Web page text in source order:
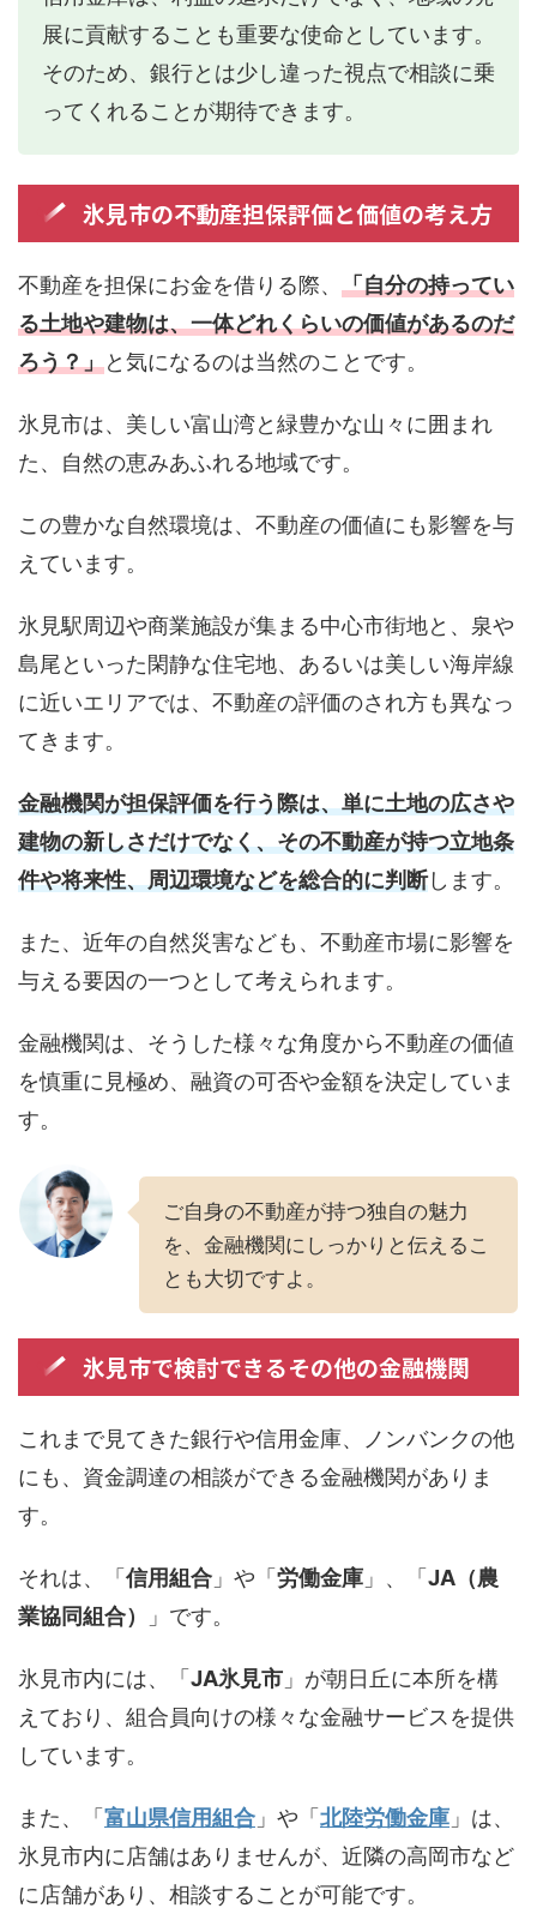
展に貢献することも重要な使命としています。
そのため、銀行とは少し違った視点で相談に乗
ってくれることが期待できます。
氷見市の不動産担保評価と価値の考え方
不動産を担保にお金を借りる際、 「自分の持ってい
る土地や建物は、一体どれくらいの価値があるのだ
ろう？」と気になるのは当然のことです。
氷見市は、美しい富山湾と緑豊かな山々に囲まれ
た、自然の恵みあふれる地域です。
この豊かな自然環境は、不動産の価値にも影響を与
えています。
氷見駅周辺や商業施設が集まる中心市街地と、泉や
島尾といった閑静な住宅地、あるいは美しい海岸線
に近いエリアでは、不動産の評価のされ方も異なっ
てきます。
金融機関が担保評価を行う際は、単に土地の広さや
建物の新しさだけでなく、その不動産が持つ立地条
件や将来性、周辺環境などを総合的に判断します。
また、近年の自然災害なども、不動産市場に影響を
与える要因の一つとして考えられます。
金融機関は、そうした様々な角度から不動産の価値
を慎重に見極め、融資の可否や金額を決定していま
す。
ご自身の不動産が持つ独自の魅力
を、金融機関にしっかりと伝えるこ
とも大切ですよ。
氷見市で検討できるその他の金融機関
これまで見てきた銀行や信用金庫、ノンバンクの他
にも、資金調達の相談ができる金融機関がありま
す。
それは、「 信用組合 」や「 労働金庫 」、「 JA（農
業協同組合）
」です。
氷見市内には、「 JA氷見市 」が朝日丘に本所を構
えており、組合員向けの様々な金融サービスを提供
しています。
また、「 富山県信用組合 」や「 北陸労働金庫 」は、
氷見市内に店舗はありませんが、近隣の高岡市など
に店舗があり、相談することが可能です。